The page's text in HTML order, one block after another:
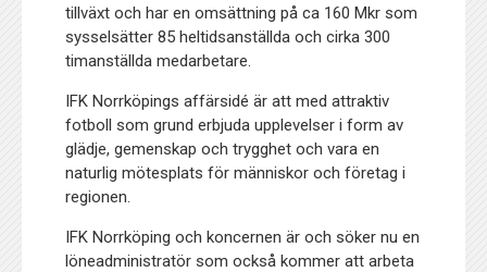
tillväxt och har en omsättning på ca 160 Mkr som
sysselsätter 85 heltidsanställda och cirka 300
timanställda medarbetare.
IFK Norrköpings affärsidé är att med attraktiv
fotboll som grund erbjuda upplevelser i form av
glädje, gemenskap och trygghet och vara en
naturlig mötesplats för människor och företag i
regionen.
IFK Norrköping och koncernen är och söker nu en
löneadministratör som också kommer att arbeta